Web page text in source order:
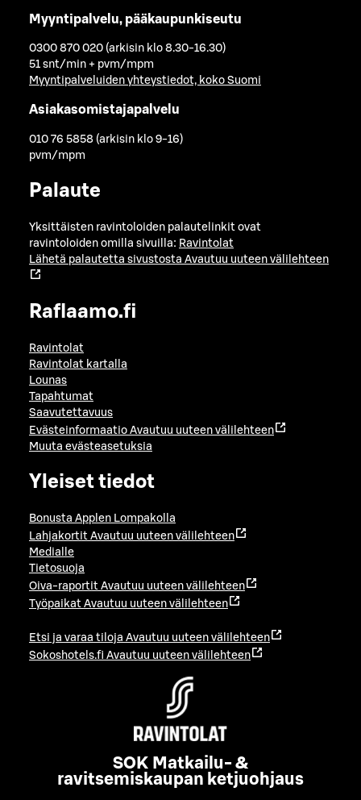
Myyntipalvelu, pääkaupunkiseutu
0300 870 020 (arkisin klo 8.30-16.30)
51 snt/min + pvm/mpm
Myyntipalveluiden yhteystiedot, koko Suomi
Asiakasomistajapalvelu
010 76 5858 (arkisin klo 9-16)
pvm/mpm
Palaute
Yksittäisten ravintoloiden palautelinkit ovat
ravintoloiden omilla sivuilla: Ravintolat
Lähetä palautetta sivustosta Avautuu uuteen välilehteen
Raflaamo.fi
Ravintolat
Ravintolat kartalla
Lounas
Tapahtumat
Saavutettavuus
Evästeinformaatio Avautuu uuteen välilehteen
Muuta evästeasetuksia
Yleiset tiedot
Bonusta Applen Lompakolla
Lahjakortit Avautuu uuteen välilehteen
Medialle
Tietosuoja
Oiva-raportit Avautuu uuteen välilehteen
Työpaikat Avautuu uuteen välilehteen
Etsi ja varaa tiloja Avautuu uuteen välilehteen
Sokoshotels.fi Avautuu uuteen välilehteen
SOK Matkailu- &
ravitsemiskaupan ketjuohjaus